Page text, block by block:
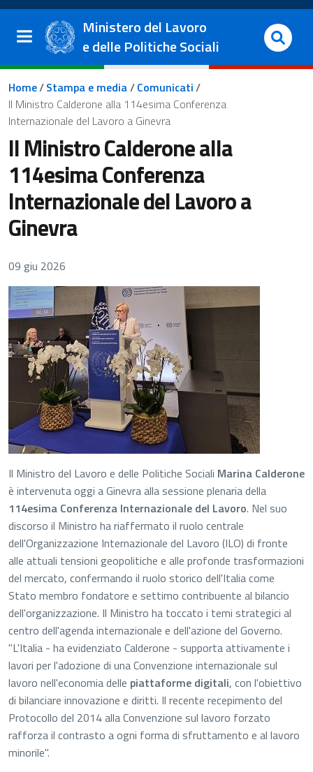
Salta al contenuto principale
Vai al footer
Ministero del Lavoro
e delle Politiche Sociali
Briciole di pane
Home/Stampa e media/Comunicati/
Il Ministro Calderone alla 114esima Conferenza
Internazionale del Lavoro a Ginevra
Il Ministro Calderone alla
114esima Conferenza
Internazionale del Lavoro a
Ginevra
09 giu 2026
Il Ministro del Lavoro e delle Politiche Sociali Marina Calderone
è intervenuta oggi a Ginevra alla sessione plenaria della
114esima Conferenza Internazionale del Lavoro. Nel suo
discorso il Ministro ha riaffermato il ruolo centrale
dell'Organizzazione Internazionale del Lavoro (ILO) di fronte
alle attuali tensioni geopolitiche e alle profonde trasformazioni
del mercato, confermando il ruolo storico dell'Italia come
Stato membro fondatore e settimo contribuente al bilancio
dell'organizzazione. Il Ministro ha toccato i temi strategici al
centro dell'agenda internazionale e dell'azione del Governo.
"L'Italia - ha evidenziato Calderone - supporta attivamente i
lavori per l'adozione di una Convenzione internazionale sul
lavoro nell'economia delle piattaforme digitali, con l'obiettivo
di bilanciare innovazione e diritti. Il recente recepimento del
Protocollo del 2014 alla Convenzione sul lavoro forzato
rafforza il contrasto a ogni forma di sfruttamento e al lavoro
minorile".